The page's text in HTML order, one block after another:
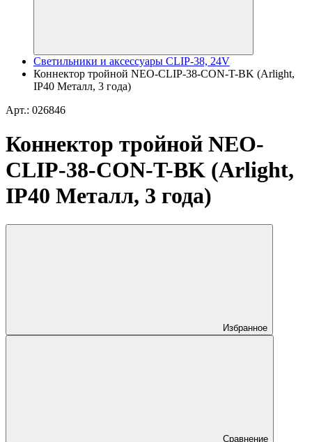
Светильники и аксессуары CLIP-38, 24V
Коннектор тройной NEO-CLIP-38-CON-T-BK (Arlight,
IP40 Металл, 3 года)
Арт.: 026846
Коннектор тройной NEO-
CLIP-38-CON-T-BK (Arlight,
IP40 Металл, 3 года)
Избранное
Сравнение